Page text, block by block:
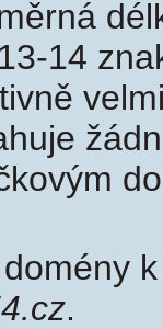
14
.